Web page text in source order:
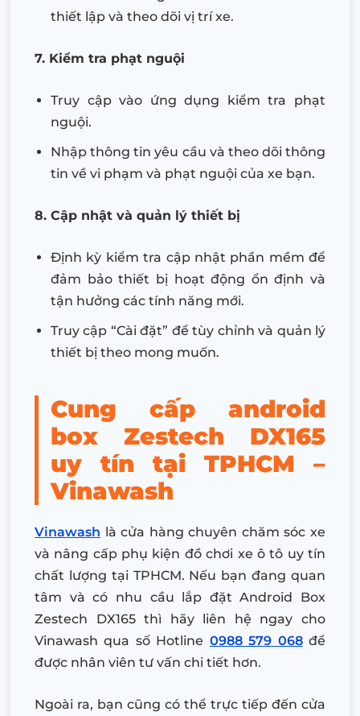
thiết lập và theo dõi vị trí xe.
7. Kiểm tra phạt nguội
Truy cập vào ứng dụng kiểm tra phạt
nguội.
Nhập thông tin yêu cầu và theo dõi thông
tin về vi phạm và phạt nguội của xe bạn.
8. Cập nhật và quản lý thiết bị
Định kỳ kiểm tra cập nhật phần mềm để
đảm bảo thiết bị hoạt động ổn định và
tận hưởng các tính năng mới.
Truy cập “Cài đặt” để tùy chỉnh và quản lý
thiết bị theo mong muốn.
Cung cấp android
box Zestech DX165
uy tín tại TPHCM –
Vinawash
Vinawash là cửa hàng chuyên chăm sóc xe
và nâng cấp phụ kiện đồ chơi xe ô tô uy tín
chất lượng tại TPHCM. Nếu bạn đang quan
tâm và có nhu cầu lắp đặt Android Box
Zestech DX165 thì hãy liên hệ ngay cho
Vinawash qua số Hotline 0988 579 068để
được nhân viên tư vấn chi tiết hơn.
Ngoài ra, bạn cũng có thể trực tiếp đến cửa